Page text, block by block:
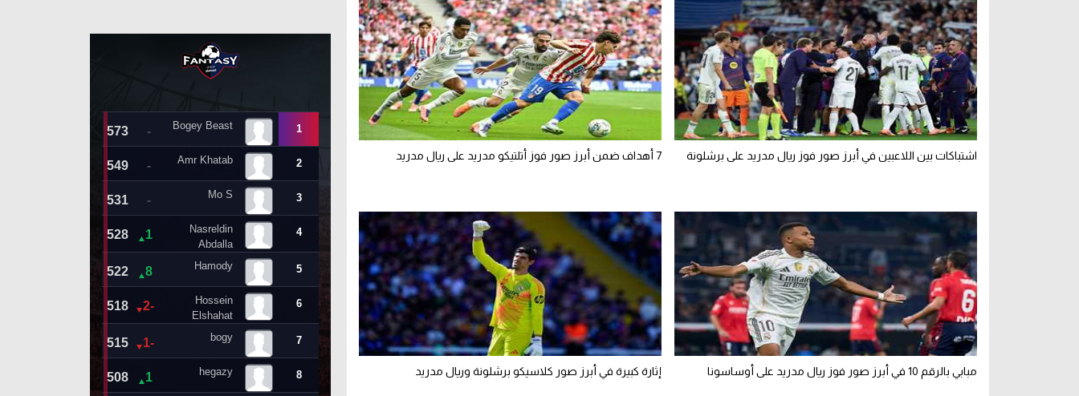
اشتباكات بين اللاعبين في أبرز صور فوز ريال مدريد على برشلونة 7 أهداف ضمن أبرز صور فوز أتلتيكو مدريد على ريال مدريد
مبابي بالرقم 10 في أبرز صور فوز ريال مدريد على أوساسونا إثارة كبيرة في أبرز صور كلاسيكو برشلونة وريال مدريد